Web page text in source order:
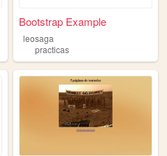
Bootstrap Example
leosaga
practicas